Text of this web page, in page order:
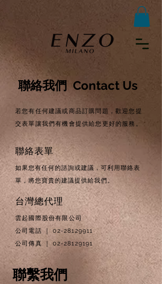
聯絡我們 Contact Us
若您有任何建議或​商品訂購問題 ，歡迎您提
交表單讓我們有機會提供給您更好的服務。
聯絡表單
如果您有任何的諮詢或建議，可利用聯絡表
單，將您寶貴的建議提供給我們。
台灣總代理
雲起國際股份有限公司
公司電話 ｜ 02-28129911
公司傳真 ｜ 02-28129191
聯繫我們